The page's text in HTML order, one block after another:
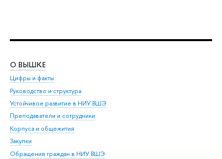
О ВЫШКЕ
Цифры и факты
Руководство и структура
Устойчивое развитие в НИУ ВШЭ
Преподаватели и сотрудники
Корпуса и общежития
Закупки
Обращения граждан в НИУ ВШЭ